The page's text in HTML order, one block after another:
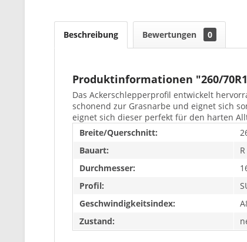
Beschreibung Bewertungen 0
Produktinformationen "260/
Das Ackerschlepperprofil entwickelt
schonend zur Grasnarbe und eignet sich
eignet sich dieser perfekt für den harten
Breite/Querschnitt:
Bauart:
R
Durchmesser:
Profil:
Geschwindigkeitsindex:
Zustand: